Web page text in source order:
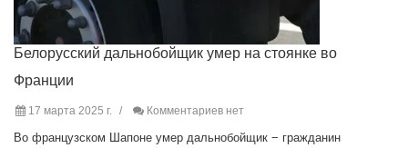
Белорусский дальнобойщик умер на стоянке во
Франции
17 марта 2025 г. Комментариев нет
Во французском Шапоне умер дальнобойщик − гражданин